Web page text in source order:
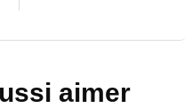
aimer